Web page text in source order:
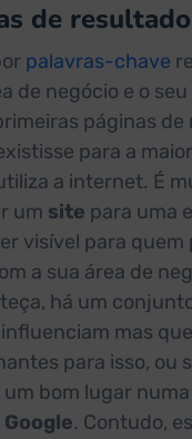
de
palavras-chave
de negócio e o
páginas de
para a
a internet. É
um site para uma
visível para quem
a sua área de
há um
mas
para isso, ou
bom lugar
Google. Contudo,